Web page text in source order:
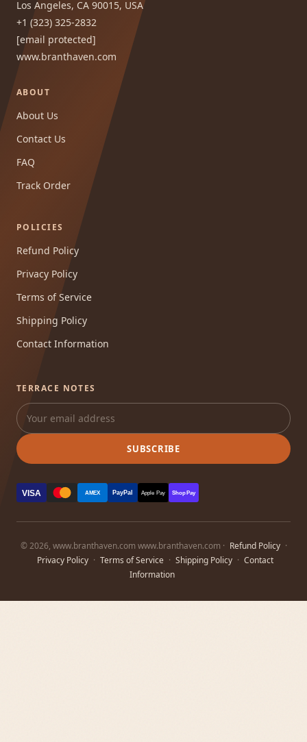
Los Angeles, CA 90015, USA
+1 (323) 325-2832
[email protected]
www.branthaven.com
ABOUT
About Us
Contact Us
FAQ
Track Order
POLICIES
Refund Policy
Privacy Policy
Terms of Service
Shipping Policy
Contact Information
TERRACE NOTES
SUBSCRIBE
VISA AMEX PayPal Apple Pay Shop Pay
© 2026, www.branthaven.com www.branthaven.com · Refund Policy ·
Privacy Policy · Terms of Service · Shipping Policy · Contact
Information